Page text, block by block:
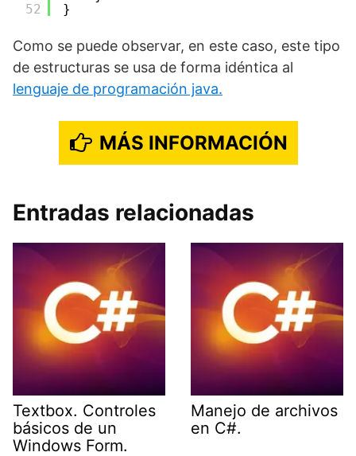
52
}
Como se puede observar, en este caso, este tipo
de estructuras se usa de forma idéntica al
lenguaje de programación java.
MÁS INFORMACIÓN
Entradas relacionadas
Textbox. Controles
básicos de un
Windows Form.
Manejo de archivos
en C#.